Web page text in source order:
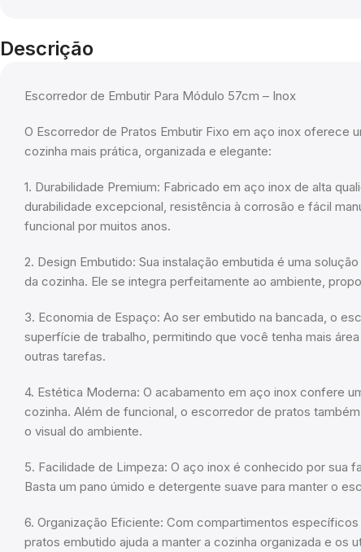
Descrição
Escorredor de Embutir Para Módulo 57cm – Inox
O Escorredor de Pratos Embutir Fixo em aço inox oferece
cozinha mais prática, organizada e elegante:
1. Durabilidade Premium: Fabricado em aço inox de alta
durabilidade excepcional, resistência à corrosão e fácil
funcional por muitos anos.
2. Design Embutido: Sua instalação embutida é uma
da cozinha. Ele se integra perfeitamente ao ambiente,
3. Economia de Espaço: Ao ser embutido na bancada, o
superfície de trabalho, permitindo que você tenha mais
outras tarefas.
4. Estética Moderna: O acabamento em aço inox confere
cozinha. Além de funcional, o escorredor de pratos
o visual do ambiente.
5. Facilidade de Limpeza: O aço inox é conhecido por sua
Basta um pano úmido e detergente suave para manter o
6. Organização Eficiente: Com compartimentos
pratos embutido ajuda a manter a cozinha organizada e os